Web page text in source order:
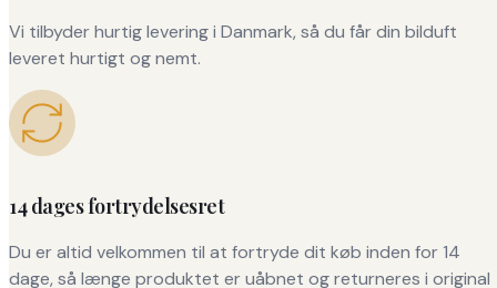
Vi tilbyder hurtig levering i Danmark, så du får din bilduft
leveret hurtigt og nemt.
14 dages fortrydelsesret
Du er altid velkommen til at fortryde dit køb inden for 14
dage, så længe produktet er uåbnet og returneres i original